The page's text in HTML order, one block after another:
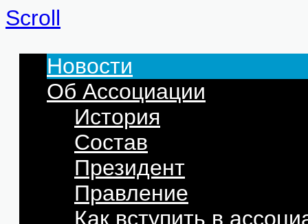
Scroll
Новости
Об Ассоциации
История
Состав
Президент
Правление
Как вступить в